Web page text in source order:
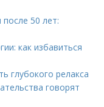
50 лет:
как избавиться
глубокого релакса
говорят